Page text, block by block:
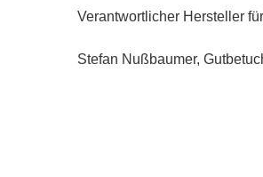
Verantwortlicher Hersteller
Stefan Nußbaumer,